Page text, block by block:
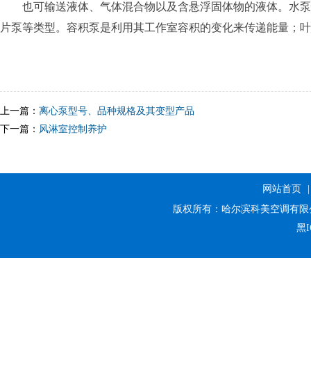
也可输送液体、气体混合物以及含悬浮固体物的液体。水泵
片泵等类型。容积泵是利用其工作室容积的变化来传递能量；
上一篇： 离心泵型号、品种规格及其变型产品
下一篇： 风淋室控制养护
网站首页
版权所有：哈尔滨科美空调有
黑